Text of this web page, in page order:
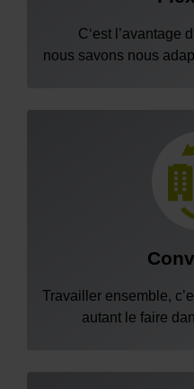
C‘est l’avantage
nous savons nous
Travailler ensemble,
autant le faire